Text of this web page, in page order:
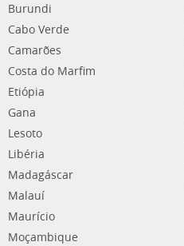
Burundi
Cabo Verde
Camarões
Costa do Marfim
Etiópia
Gana
Lesoto
Libéria
Madagáscar
Malauí
Maurício
Moçambique